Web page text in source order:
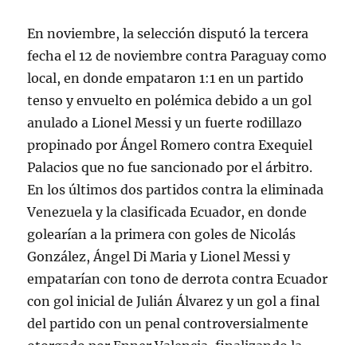
En noviembre, la selección disputó la tercera
fecha el 12 de noviembre contra Paraguay como
local, en donde empataron 1:1 en un partido
tenso y envuelto en polémica debido a un gol
anulado a Lionel Messi y un fuerte rodillazo
propinado por Ángel Romero contra Exequiel
Palacios que no fue sancionado por el árbitro.
En los últimos dos partidos contra la eliminada
Venezuela y la clasificada Ecuador, en donde
golearían a la primera con goles de Nicolás
González, Ángel Di Maria y Lionel Messi y
empatarían con tono de derrota contra Ecuador
con gol inicial de Julián Álvarez y un gol a final
del partido con un penal controversialmente